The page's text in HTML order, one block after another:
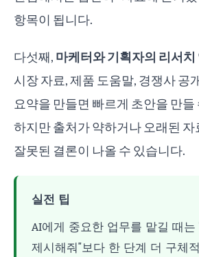
항목이 됩니다.
다섯째, 마케터와 기획자의 리서치
시장 자료, 제품 도움말, 경쟁사 공
요약을 만들면 빠르게 초안을 만들
하지만 출처가 약하거나 오래된 자
잘못된 결론이 나올 수 있습니다.
실전 팁
AI에게 중요한 업무를 맡길 때는
제시해줘"보다 한 단계 더 구체